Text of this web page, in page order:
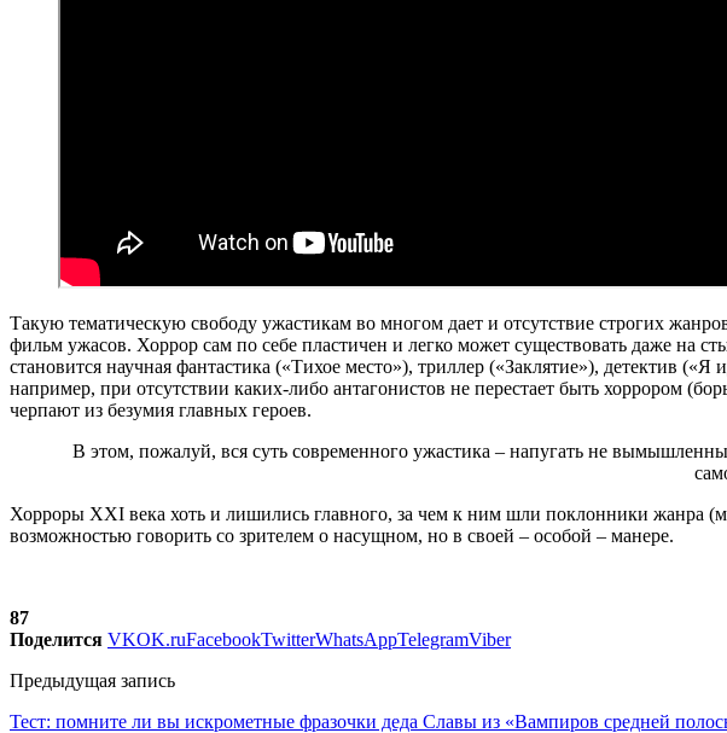
Такую тематическую свободу ужастикам во многом дает и отсутствие строгих
фильм ужасов. Хоррор сам по себе пластичен и легко может существовать даже на
становится научная фантастика («Тихое место»), триллер («Заклятие»), детектив
например, при отсутствии каких-либо антагонистов не перестает быть хоррором
черпают из безумия главных героев.
В этом, пожалуй, вся суть современного ужастика – напугать не
Хорроры XXI века хоть и лишились главного, за чем к ним шли поклонники жанра
возможностью говорить со зрителем о насущном, но в своей – особой – манере.
87
Поделится VKOK.ruFacebookTwitterWhatsAppTelegramViber
Предыдущая запись
Тест: помните ли вы искрометные фразочки деда Славы из «Вампиров средней